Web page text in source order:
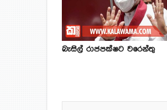
බැසිල් රාජපක්ෂට වරෙන්තු